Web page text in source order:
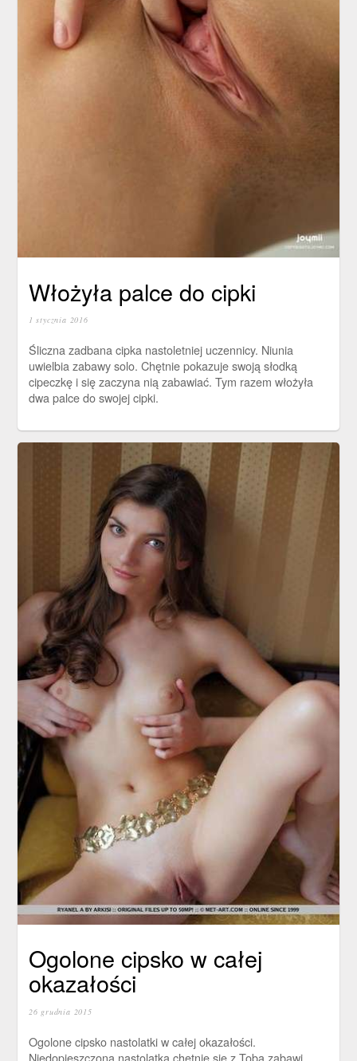
Włożyła palce do cipki
1 stycznia 2016
Śliczna zadbana cipka nastoletniej uczennicy. Niunia
uwielbia zabawy solo. Chętnie pokazuje swoją słodką
cipeczkę i się zaczyna nią zabawiać. Tym razem włożyła
dwa palce do swojej cipki.
Ogolone cipsko w całej
okazałości
26 grudnia 2015
Ogolone cipsko nastolatki w całej okazałości.
Niedopieszczona nastolatka chętnie się z Tobą zabawi.